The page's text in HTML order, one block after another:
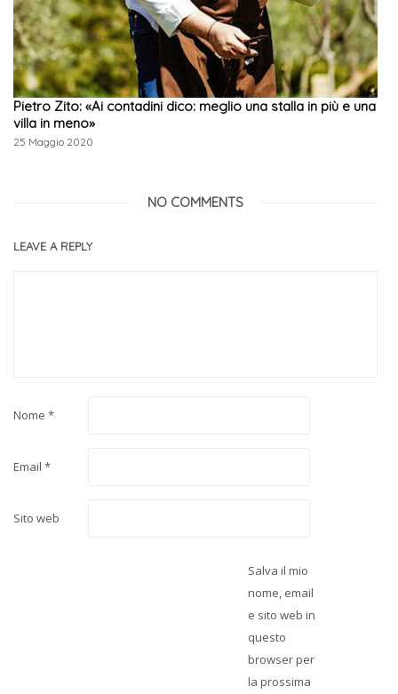
Pietro Zito: «Ai contadini dico: meglio una stalla in più e una
villa in meno»
25 Maggio 2020
NO COMMENTS
LEAVE A REPLY
Nome *
Email *
Sito web
Salva il mio
nome, email
e sito web in
questo
browser per
la prossima